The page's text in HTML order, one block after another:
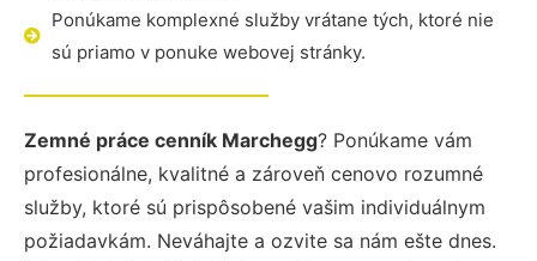
Ponúkame komplexné služby vrátane tých, ktoré nie
sú priamo v ponuke webovej stránky.
Zemné práce cenník Marchegg? Ponúkame vám
profesionálne, kvalitné a zároveň cenovo rozumné
služby, ktoré sú prispôsobené vašim individuálnym
požiadavkám. Neváhajte a ozvite sa nám ešte dnes.